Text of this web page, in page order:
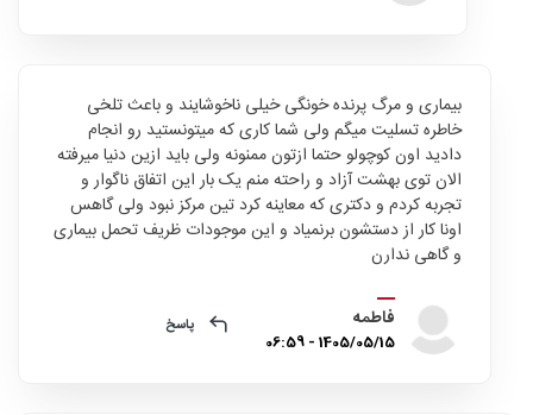
بیماری و مرگ پرنده خونگی خیلی ناخوشایند و باعث تلخی
خاطره تسلیت میگم ولی شما کاری که میتونستید رو انجام
دادید اون کوچولو حتما ازتون ممنونه ولی باید ازین دنیا میرفته
الان توی بهشت آزاد و راحته منم یک بار این اتفاق ناگوار و
تجربه کردم و دکتری که معاینه کرد تین مرکز نبود ولی گاهس
اونا کار از دستشون برنمیاد و این موجودات ظریف تحمل بیماری
و گاهی ندارن
فاطمه
1405/05/15 - 06:59
پاسخ